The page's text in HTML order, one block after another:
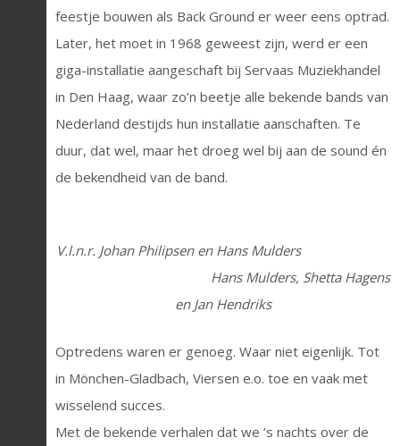
feestje bouwen als Back Ground er weer eens optrad.
Later, het moet in 1968 geweest zijn, werd er een
giga-installatie aangeschaft bij Servaas Muziekhandel
in Den Haag, waar zo’n beetje alle bekende bands van
Nederland destijds hun installatie aanschaften. Te
duur, dat wel, maar het droeg wel bij aan de sound én
de bekendheid van de band.
V.l.n.r. Johan Philipsen en Hans Mulders
Hans Mulders, Shetta Hagens
en Jan Hendriks
Optredens waren er genoeg. Waar niet eigenlijk. Tot
in Mönchen-Gladbach, Viersen e.o. toe en vaak met
wisselend succes.
Met de bekende verhalen dat we ’s nachts over de